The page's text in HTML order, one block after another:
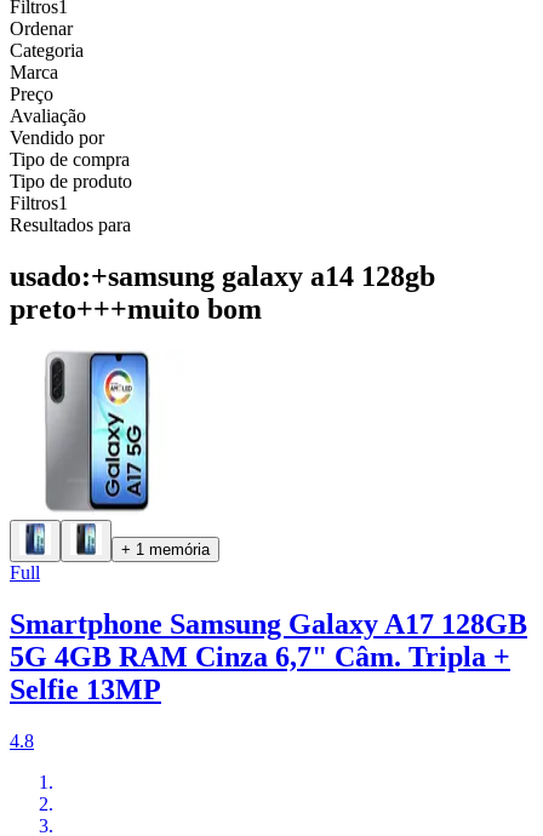
Filtros1
Ordenar
Categoria
Marca
Preço
Avaliação
Vendido por
Tipo de compra
Tipo de produto
Filtros1
Resultados para
usado:+samsung galaxy a14 128gb
preto+++muito bom
+ 1 memória
Full
Smartphone Samsung Galaxy A17 128GB
5G 4GB RAM Cinza 6,7" Câm. Tripla +
Selfie 13MP
4.8